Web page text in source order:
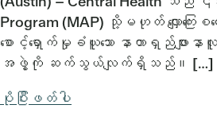
Program (MAP) သို့မဟုတ် လျှောကြေ
စောင့်ရှောက်မှုခံယူသော နာတာရှည်ဖျားနာလူနာမ
အဖွဲ့ကို ဆက်သွယ်လျက်ရှိသည်။ […]
ပိုပြီးဖတ်ပါ